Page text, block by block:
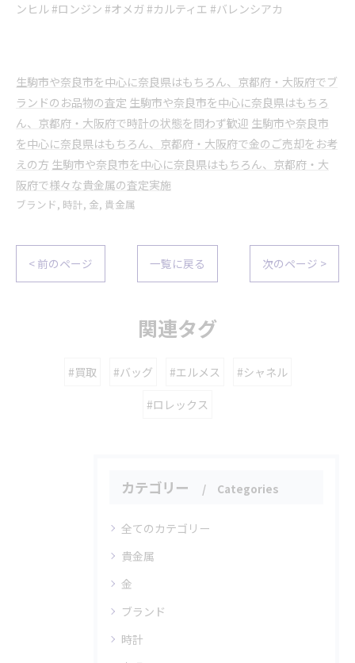
ンヒル #ロンジン #オメガ #カルティエ #バレンシアカ
生駒市や奈良市を中心に奈良県はもちろん、京都府・大阪府でブ
ランドのお品物の査定 生駒市や奈良市を中心に奈良県はもちろ
ん、京都府・大阪府で時計の状態を問わず歓迎 生駒市や奈良市
を中心に奈良県はもちろん、京都府・大阪府で金のご売却をお考
えの方 生駒市や奈良市を中心に奈良県はもちろん、京都府・大
阪府で様々な貴金属の査定実施
ブランド 時計 金 貴金属
< 前のページ 一覧に戻る 次のページ >
関連タグ
#買取 #バッグ #エルメス #シャネル
#ロレックス
カテゴリー Categories
全てのカテゴリー
貴金属
金
ブランド
時計